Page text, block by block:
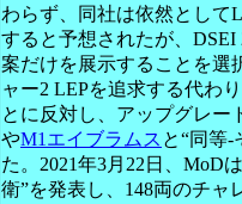
わらず、同社は依然として
すると予想されたが、
案だけを展示することを選
ャー2 LEPを追求する代わ
とに反対し、アップグレー
やM1エイブラムス と“同等
た。2021年3月22日、MoD
衛”を発表し、148両のチャ